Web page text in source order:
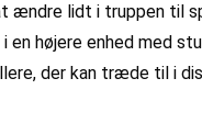
ændre lidt i truppen til
i en højere enhed med
der kan træde til i